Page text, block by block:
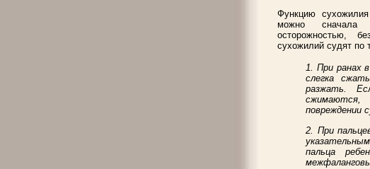
Функцию
можно сначала
осторожностью,
сухожилий судят по
1. При ранах
слегка
разжать.
повреждении
2. При
пальца